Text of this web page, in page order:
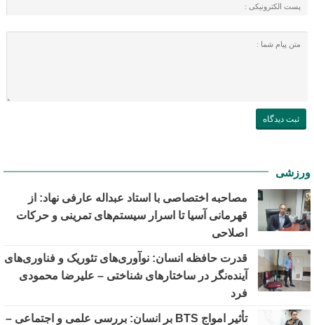
ورزشی
مصاحبه اختصاصی با استاد عبداله عارفی نهاد: از
قهرمانی آسیا تا اسرار سیستم‌های تمرینی و حرکات
اصلاحی
قدرت حافظه انسان: نوآوری‌های تئوریک و فناوری‌های
آینده‌نگر در ساختارهای شناختی – علیرضا محمودی
فرد
تأثیر امواج BTS بر انسان: بررسی علمی و اجتماعی –